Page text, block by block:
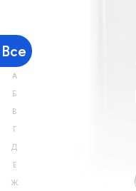
Все
А
Б
В
Г
Д
Е
Ж